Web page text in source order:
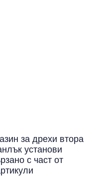
за дрехи втора
установи
с част от